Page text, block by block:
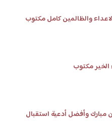
والظالمين كامل مكتوب
مكتوب
وأفضل أدعية استقبال